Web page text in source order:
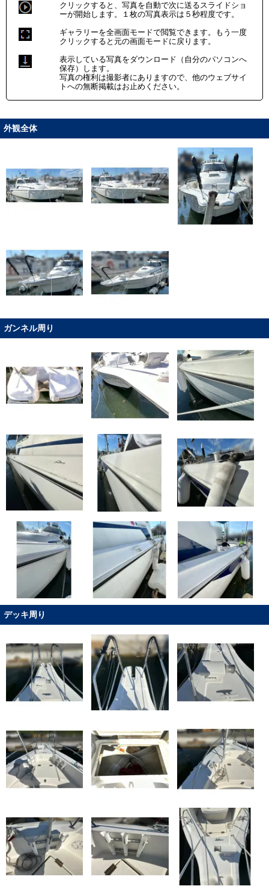
クリックすると、写真を自動で次に送るスライドショ
ーが開始します。１枚の写真表示は５秒程度です。
ギャラリーを全画面モードで閲覧できます。もう一度
クリックすると元の画面モードに戻ります。
表示している写真をダウンロード（自分のパソコンへ
保存）します。
写真の権利は撮影者にありますので、他のウェブサイ
トへの無断掲載はお止めください。
外観全体
ガンネル周り
デッキ周り